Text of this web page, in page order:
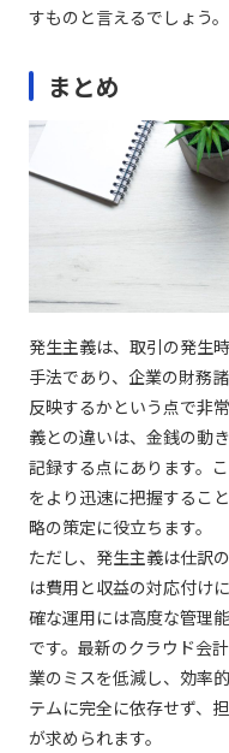
すものと言えるでしょう。
まとめ
発生主義は、取引の発生
手法であり、企業の財務
反映するかという点で非
義との違いは、金銭の動
記録する点にあります。
をより迅速に把握するこ
略の策定に役立ちます。
ただし、発生主義は仕訳
は費用と収益の対応付け
確な運用には高度な管理
です。最新のクラウド会
業のミスを低減し、効率
テムに完全に依存せず、
が求められます。